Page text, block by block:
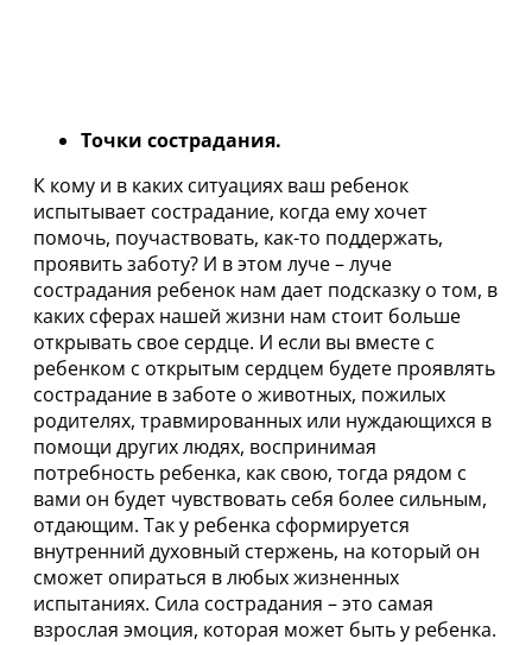
Точки сострадания.
К кому и в каких ситуациях ваш ребенок
испытывает сострадание, когда ему хочет
помочь, поучаствовать, как-то поддержать,
проявить заботу? И в этом луче – луче
сострадания ребенок нам дает подсказку о том, в
каких сферах нашей жизни нам стоит больше
открывать свое сердце. И если вы вместе с
ребенком с открытым сердцем будете проявлять
сострадание в заботе о животных, пожилых
родителях, травмированных или нуждающихся в
помощи других людях, воспринимая
потребность ребенка, как свою, тогда рядом с
вами он будет чувствовать себя более сильным,
отдающим. Так у ребенка сформируется
внутренний духовный стержень, на который он
сможет опираться в любых жизненных
испытаниях. Сила сострадания – это самая
взрослая эмоция, которая может быть у ребенка.